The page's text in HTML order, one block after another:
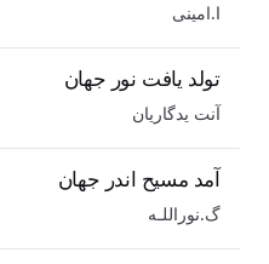
ا.امینی
تولد یافت نور جهان
آنت یدگاریان
آمد مسیح اندر جهان
گ.نوراللـه